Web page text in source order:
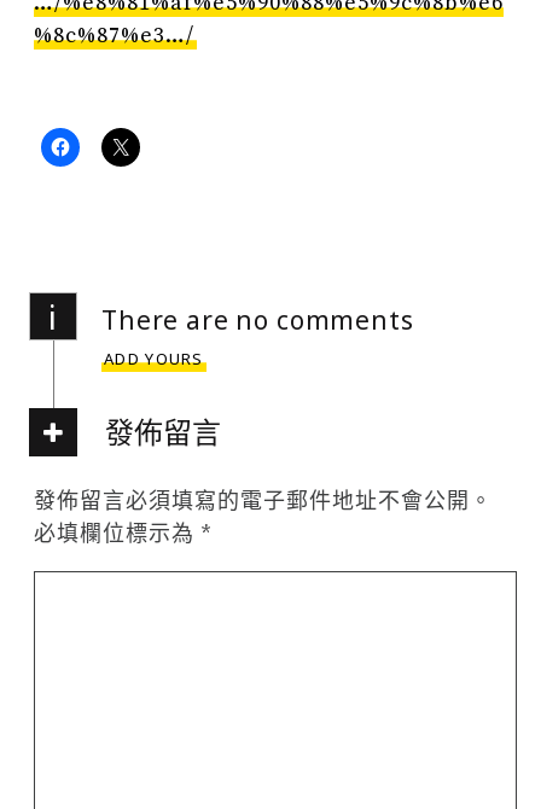
%8c%87%e3…/
i There are no comments
ADD YOURS
發佈留言
發佈留言必須填寫的電子郵件地址不會公開。
必填欄位標示為 *